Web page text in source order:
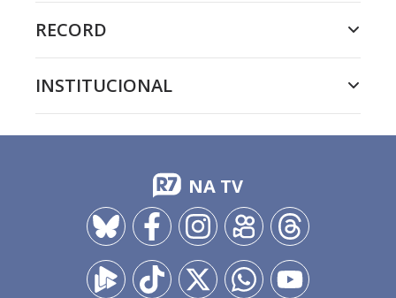
RECORD
INSTITUCIONAL
NA TV